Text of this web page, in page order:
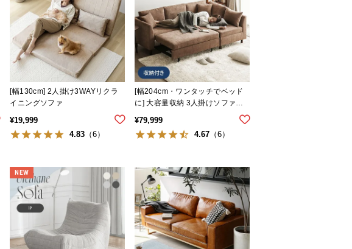
[幅130cm] 2人掛け3WAYリクラ
イニングソファ
¥19,999
4.83 （6）
[幅204cm・ワンタッチでベッド
に] 大容量収納 3人掛けソファー
¥79,999
4.67 （6）
NEW